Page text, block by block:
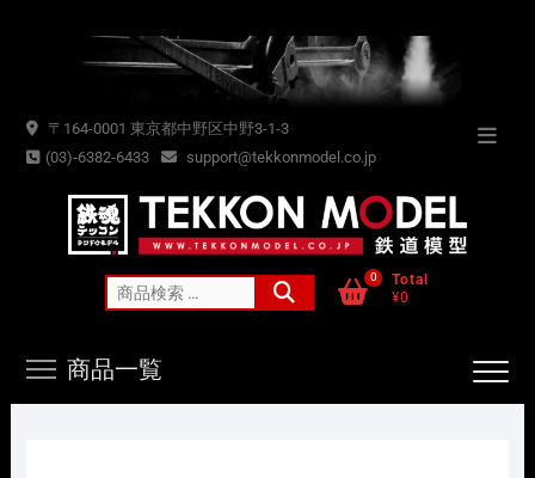
〒164-0001 東京都中野区中野3-1-3
(03)-6382-6433
support@tekkonmodel.co.jp
索
0
Total
¥0
商品一覧